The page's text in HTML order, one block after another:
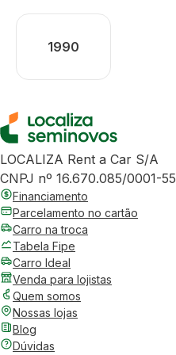
1990
LOCALIZA Rent a Car S/A
CNPJ nº 16.670.085/0001-55
Financiamento
Parcelamento no cartão
Carro na troca
Tabela Fipe
Carro Ideal
Venda para lojistas
Quem somos
Nossas lojas
Blog
Dúvidas